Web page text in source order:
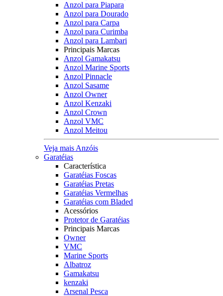
Anzol para Piapara
Anzol para Dourado
Anzol para Carpa
Anzol para Curimba
Anzol para Lambari
Principais Marcas
Anzol Gamakatsu
Anzol Marine Sports
Anzol Pinnacle
Anzol Sasame
Anzol Owner
Anzol Kenzaki
Anzol Crown
Anzol VMC
Anzol Meitou
Veja mais Anzóis
Garatéias
Característica
Garatéias Foscas
Garatéias Pretas
Garatéias Vermelhas
Garatéias com Bladed
Acessórios
Protetor de Garatéias
Principais Marcas
Owner
VMC
Marine Sports
Albatroz
Gamakatsu
kenzaki
Arsenal Pesca